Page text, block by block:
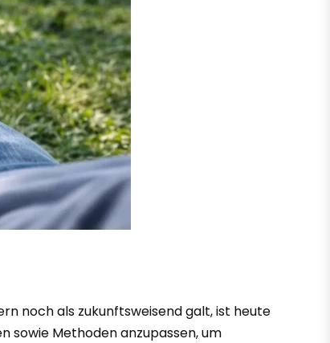
noch als zukunftsweisend galt, ist heute
sowie Methoden anzupassen, um